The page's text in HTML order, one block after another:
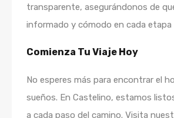
transparente, asegurándonos de
informado y cómodo en cada etapa
Comienza Tu Viaje Hoy
No esperes más para encontrar el
sueños. En Castelino, estamos
a cada paso del camino. Visita